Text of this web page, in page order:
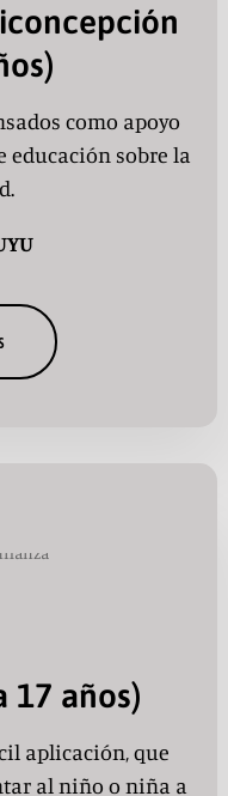
como apoyo
educación sobre la
17 años)
aplicación, que
al niño o niña a